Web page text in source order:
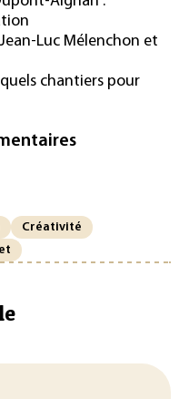
Luc Mélenchon et
chantiers pour
Créativité